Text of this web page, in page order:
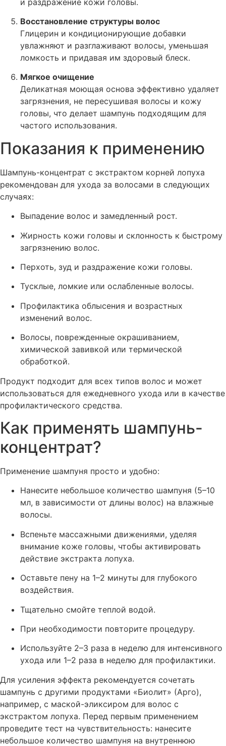
Восстановление структуры волос
Глицерин и кондиционирующие добавки
увлажняют и разглаживают волосы, уменьшая
ломкость и придавая им здоровый блеск.
Мягкое очищение
Деликатная моющая основа эффективно удаляет
загрязнения, не пересушивая волосы и кожу
головы, что делает шампунь подходящим для
частого использования.
Показания к применению
Шампунь-концентрат с экстрактом корней лопуха
рекомендован для ухода за волосами в следующих
случаях:
Выпадение волос и замедленный рост.
Жирность кожи головы и склонность к быстрому
загрязнению волос.
Перхоть, зуд и раздражение кожи головы.
Тусклые, ломкие или ослабленные волосы.
Профилактика облысения и возрастных
изменений волос.
Волосы, поврежденные окрашиванием,
химической завивкой или термической
обработкой.
Продукт подходит для всех типов волос и может
использоваться для ежедневного ухода или в качестве
профилактического средства.
Как применять шампунь-
концентрат?
Применение шампуня просто и удобно:
Нанесите небольшое количество шампуня (5–10
мл, в зависимости от длины волос) на влажные
волосы.
Вспеньте массажными движениями, уделяя
внимание коже головы, чтобы активировать
действие экстракта лопуха.
Оставьте пену на 1–2 минуты для глубокого
воздействия.
Тщательно смойте теплой водой.
При необходимости повторите процедуру.
Используйте 2–3 раза в неделю для интенсивного
ухода или 1–2 раза в неделю для профилактики.
Для усиления эффекта рекомендуется сочетать
шампунь с другими продуктами «Биолит» (Арго),
например, с маской-эликсиром для волос с
экстрактом лопуха. Перед первым применением
проведите тест на чувствительность: нанесите
небольшое количество шампуня на внутреннюю